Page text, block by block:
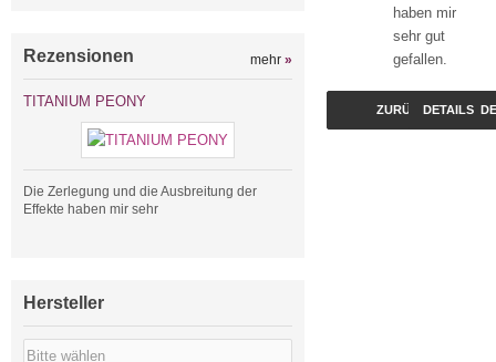
haben mir
sehr gut
gefallen.
ZURÜCKDETAILS
Rezensionen mehr »
TITANIUM PEONY
Die Zerlegung und die Ausbreitung der
Effekte haben mir sehr
Hersteller